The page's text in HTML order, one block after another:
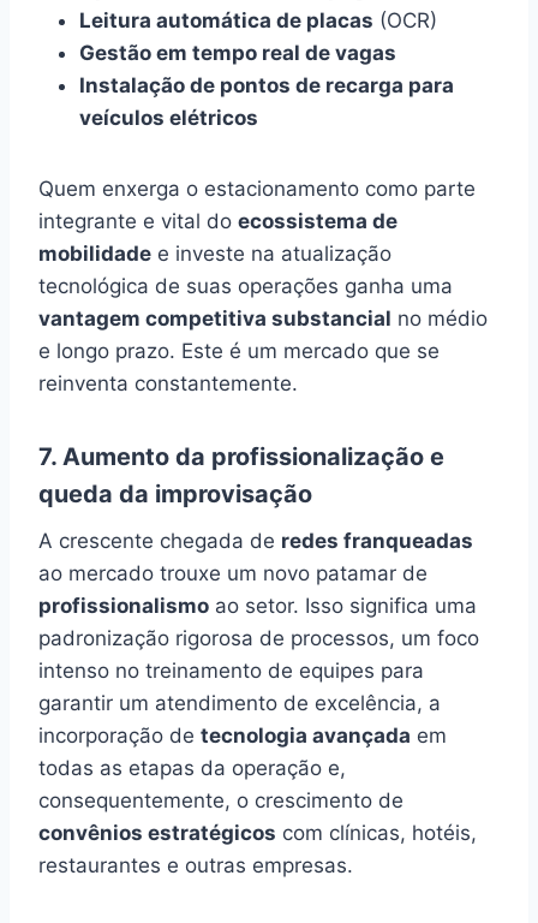
Leitura automática de placas (OCR)
Gestão em tempo real de vagas
Instalação de pontos de recarga para
veículos elétricos
Quem enxerga o estacionamento como parte
integrante e vital do ecossistema de
mobilidade e investe na atualização
tecnológica de suas operações ganha uma
vantagem competitiva substancial no médio
e longo prazo. Este é um mercado que se
reinventa constantemente.
7. Aumento da profissionalização e
queda da improvisação
A crescente chegada de redes franqueadas
ao mercado trouxe um novo patamar de
profissionalismo ao setor. Isso significa uma
padronização rigorosa de processos, um foco
intenso no treinamento de equipes para
garantir um atendimento de excelência, a
incorporação de tecnologia avançada em
todas as etapas da operação e,
consequentemente, o crescimento de
convênios estratégicos com clínicas, hotéis,
restaurantes e outras empresas.